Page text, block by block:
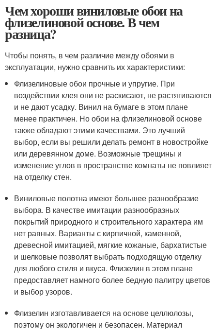
Чем хороши виниловые обои на
флизелиновой основе. В чем
разница?
Чтобы понять, в чем различие между обоями в
эксплуатации, нужно сравнить их характеристики:
Флизелиновые обои прочные и упругие. При
воздействии клея они не раскисают, не растягиваются
и не дают усадку. Винил на бумаге в этом плане
менее практичен. Но обои на флизелиновой основе
также обладают этими качествами. Это лучший
выбор, если вы решили делать ремонт в новостройке
или деревянном доме. Возможные трещины и
изменение углов в пространстве комнаты не повлияет
на отделку стен.
Виниловые полотна имеют большее разнообразие
выбора. В качестве имитации разнообразных
покрытий природного и строительного характера им
нет равных. Варианты с кирпичной, каменной,
древесной имитацией, мягкие кожаные, бархатистые
и шелковые позволят выбрать подходящую отделку
для любого стиля и вкуса. Флизелин в этом плане
предоставляет намного более бедную палитру цветов
и выбор узоров.
Флизелин изготавливается на основе целлюлозы,
поэтому он экологичен и безопасен. Материал